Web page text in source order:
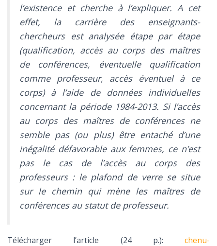
l’existence et cherche à l’expliquer. A cet
effet, la carrière des enseignants-
chercheurs est analysée étape par étape
(qualification, accès au corps des maîtres
de conférences, éventuelle qualification
comme professeur, accès éventuel à ce
corps) à l’aide de données individuelles
concernant la période 1984-2013. Si l’accès
au corps des maîtres de conférences ne
semble pas (ou plus) être entaché d’une
inégalité défavorable aux femmes, ce n’est
pas le cas de l’accès au corps des
professeurs : le plafond de verre se situe
sur le chemin qui mène les maîtres de
conférences au statut de professeur.
Télécharger l’article (24 p.): chenu-